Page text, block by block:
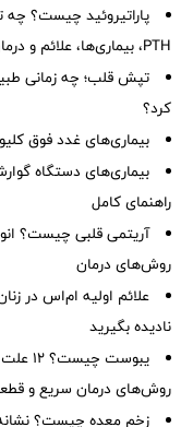
پاراتیروئید چیست؟ چه
PTH، بیماری‌ها، علائم و درمان
تپش قلب؛ چه زمانی
کرد؟
بیماری‌های غدد فوق
بیماری‌های دستگاه
راهنمای کامل
آریتمی قلبی چیست؟
روش‌های درمان
نادیده بگیرید
روش‌های درمان سریع و
زخم معده چیست؟